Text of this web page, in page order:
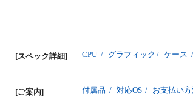
[スペック詳細] CPU / グラフィック / ケース /
[ご案内] 付属品 / 対応OS / お支払い